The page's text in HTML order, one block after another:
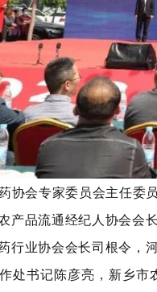
协会专家委员会主任委
产品流通经纪人协会会
行业协会会长司根令，
处书记陈彦亮，新乡